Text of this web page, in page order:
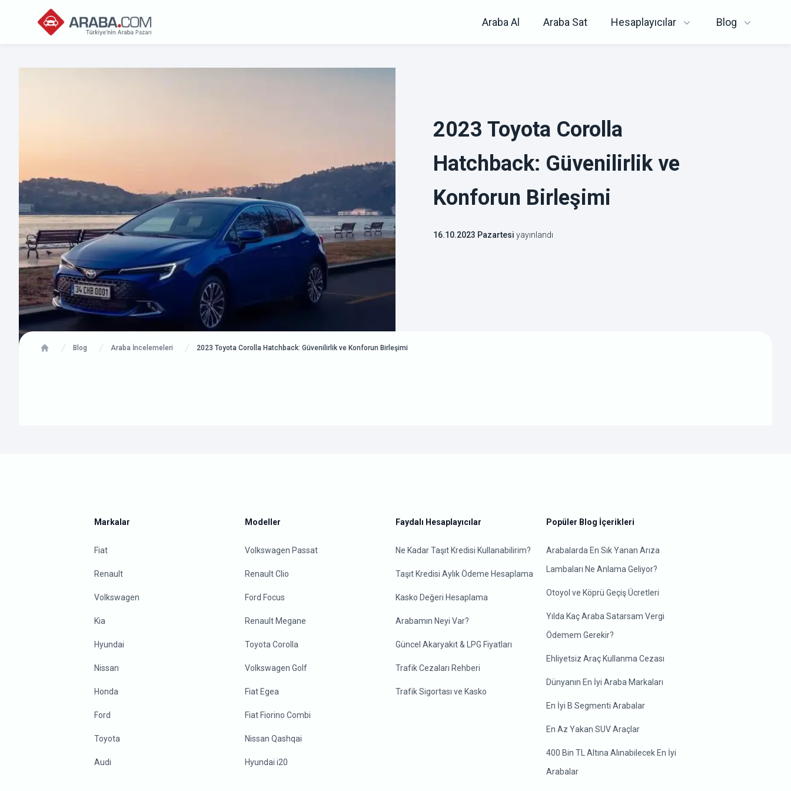
Araba Al Araba Sat Hesaplayıcılar Blog
2023 Toyota Corolla
Hatchback: Güvenilirlik ve
Konforun Birleşimi
16.10.2023 Pazartesi yayınlandı
Blog Araba İncelemeleri 2023 Toyota Corolla Hatchback: Güvenilirlik ve Konforun Birleşimi
Markalar
Fiat
Renault
Volkswagen
Kia
Hyundai
Nissan
Honda
Ford
Toyota
Audi
Modeller
Volkswagen Passat
Renault Clio
Ford Focus
Renault Megane
Toyota Corolla
Volkswagen Golf
Fiat Egea
Fiat Fiorino Combi
Nissan Qashqai
Hyundai i20
Faydalı Hesaplayıcılar
Ne Kadar Taşıt Kredisi Kullanabilirim?
Taşıt Kredisi Aylık Ödeme Hesaplama
Kasko Değeri Hesaplama
Arabamın Neyi Var?
Güncel Akaryakıt & LPG Fiyatları
Trafik Cezaları Rehberi
Trafik Sigortası ve Kasko
Popüler Blog İçerikleri
Arabalarda En Sık Yanan Arıza
Lambaları Ne Anlama Geliyor?
Otoyol ve Köprü Geçiş Ücretleri
Yılda Kaç Araba Satarsam Vergi
Ödemem Gerekir?
Ehliyetsiz Araç Kullanma Cezası
Dünyanın En İyi Araba Markaları
En İyi B Segmenti Arabalar
En Az Yakan SUV Araçlar
400 Bin TL Altına Alınabilecek En İyi
Arabalar